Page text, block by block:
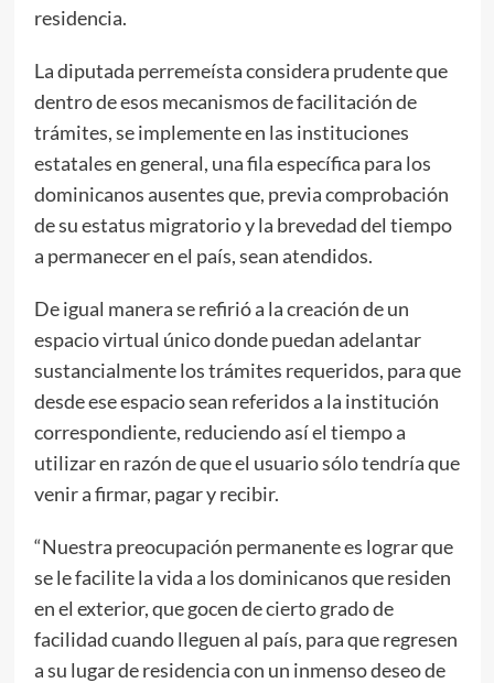
residencia.
La diputada perremeísta considera prudente que
dentro de esos mecanismos de facilitación de
trámites, se implemente en las instituciones
estatales en general, una fila específica para los
dominicanos ausentes que, previa comprobación
de su estatus migratorio y la brevedad del tiempo
a permanecer en el país, sean atendidos.
De igual manera se refirió a la creación de un
espacio virtual único donde puedan adelantar
sustancialmente los trámites requeridos, para que
desde ese espacio sean referidos a la institución
correspondiente, reduciendo así el tiempo a
utilizar en razón de que el usuario sólo tendría que
venir a firmar, pagar y recibir.
“Nuestra preocupación permanente es lograr que
se le facilite la vida a los dominicanos que residen
en el exterior, que gocen de cierto grado de
facilidad cuando lleguen al país, para que regresen
a su lugar de residencia con un inmenso deseo de